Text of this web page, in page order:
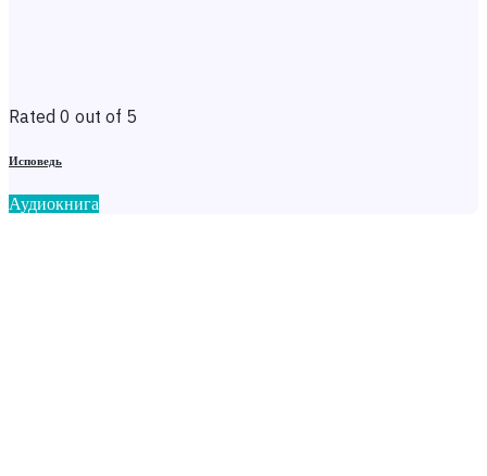
Rated 0 out of 5
Исповедь
Аудиокнига